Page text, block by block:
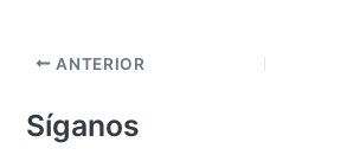
ANTERIOR
Síganos